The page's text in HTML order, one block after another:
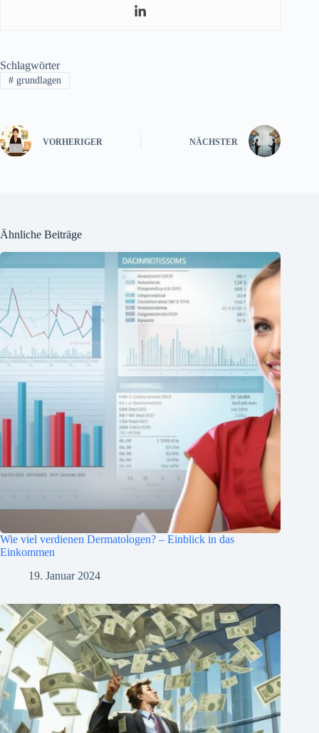
Schlagwörter
#grundlagen
VORHERIGER NÄCHSTER
Ähnliche Beiträge
Wie viel verdienen Dermatologen? – Einblick in das
Einkommen
19. Januar 2024